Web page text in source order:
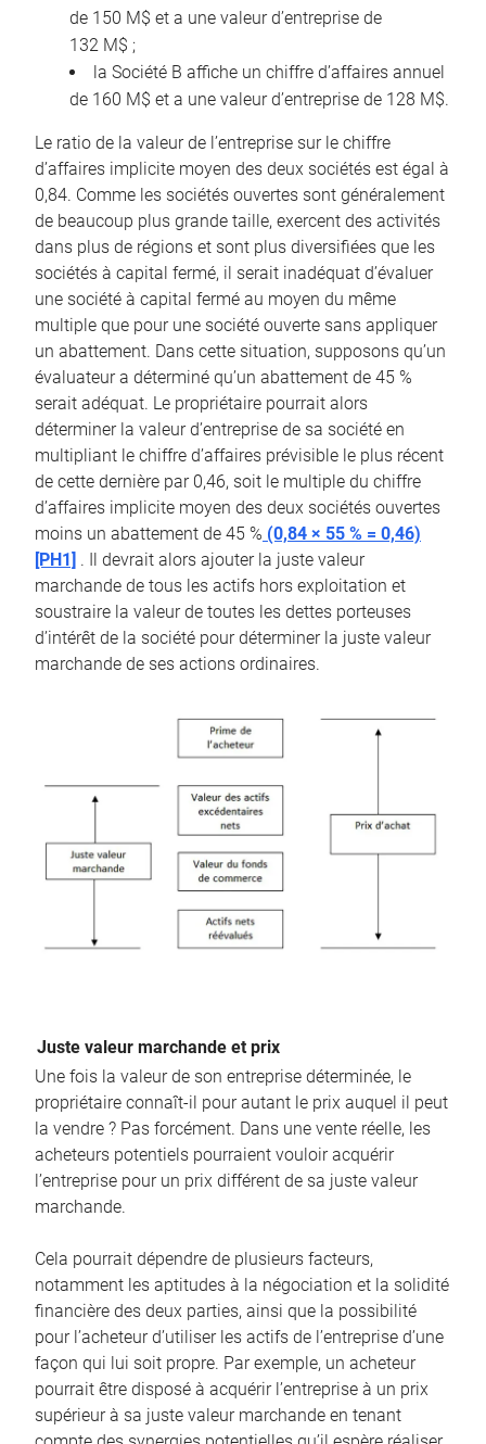
de 150 M$ et a une valeur d’entreprise de
132 M$ ;
la Société B affiche un chiffre d’affaires annuel
de 160 M$ et a une valeur d’entreprise de 128 M$.
Le ratio de la valeur de l’entreprise sur le chiffre
d’affaires implicite moyen des deux sociétés est égal à
0,84. Comme les sociétés ouvertes sont généralement
de beaucoup plus grande taille, exercent des activités
dans plus de régions et sont plus diversifiées que les
sociétés à capital fermé, il serait inadéquat d’évaluer
une société à capital fermé au moyen du même
multiple que pour une société ouverte sans appliquer
un abattement. Dans cette situation, supposons qu’un
évaluateur a déterminé qu’un abattement de 45 %
serait adéquat. Le propriétaire pourrait alors
déterminer la valeur d’entreprise de sa société en
multipliant le chiffre d’affaires prévisible le plus récent
de cette dernière par 0,46, soit le multiple du chiffre
d’affaires implicite moyen des deux sociétés ouvertes
moins un abattement de 45 % (0,84 × 55 % = 0,46)
[PH1] . Il devrait alors ajouter la juste valeur
marchande de tous les actifs hors exploitation et
soustraire la valeur de toutes les dettes porteuses
d’intérêt de la société pour déterminer la juste valeur
marchande de ses actions ordinaires.
Juste valeur marchande et prix
Une fois la valeur de son entreprise déterminée, le
propriétaire connaît-il pour autant le prix auquel il peut
la vendre ? Pas forcément. Dans une vente réelle, les
acheteurs potentiels pourraient vouloir acquérir
l’entreprise pour un prix différent de sa juste valeur
marchande.
Cela pourrait dépendre de plusieurs facteurs,
notamment les aptitudes à la négociation et la solidité
financière des deux parties, ainsi que la possibilité
pour l’acheteur d’utiliser les actifs de l’entreprise d’une
façon qui lui soit propre. Par exemple, un acheteur
pourrait être disposé à acquérir l’entreprise à un prix
supérieur à sa juste valeur marchande en tenant